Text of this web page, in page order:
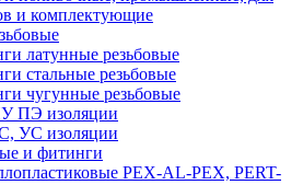
и комплектующие
латунные резьбовые
стальные резьбовые
чугунные резьбовые
ПЭ изоляции
УС изоляции
и фитинги
PEX-AL-PEX, PERT-